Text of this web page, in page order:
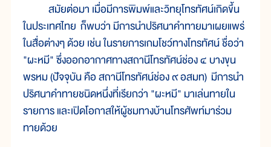
สมัยต่อมา เมื่อมีการพิมพ์และวิทยุโทรทัศน์เกิดขึ้น
ในประเทศไทย ก็พบว่า มีการนำปริศนาคำทายมาเผยแพร่
ในสื่อต่างๆ ด้วย เช่น ในรายการเกมโชว์ทางโทรทัศน์ ชื่อว่า
"ผะหมี" ซึ่งออกอากาศทางสถานีโทรทัศน์ช่อง ๔ บางขุน
พรหม (ปัจจุบัน คือ สถานีโทรทัศน์ช่อง ๙ อสมท) มีการนำ
ปริศนาคำทายชนิดหนึ่งที่เรียกว่า "ผะหมี" มาเล่นทายใน
รายการ และเปิดโอกาสให้ผู้ชมทางบ้านโทรศัพท์มาร่วม
ทายด้วย